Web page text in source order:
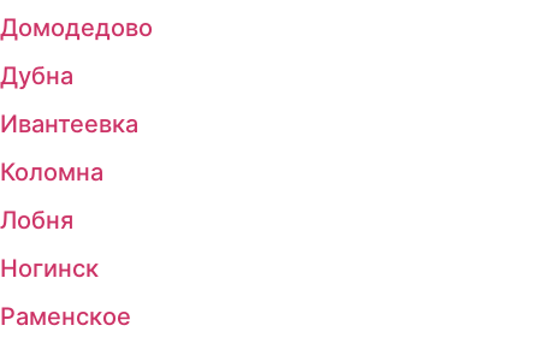
Домодедово
Дубна
Ивантеевка
Коломна
Лобня
Ногинск
Раменское